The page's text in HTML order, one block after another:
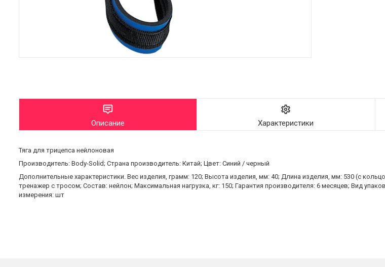
Описание Характеристики
Тяга для трицепса нейлоновая
Производитель: Body-Solid; Страна производитель: Китай; Цвет: Синий / черный
Дополнительные характеристики. Вес изделия, грамм: 120; Высота изделия, мм: 40; Длина изделия, мм: 530 (с
тренажер с тросом; Состав: нейлон; Максимальная нагрузка, кг: 150; Гарантия производителя: 6 месяцев; Вид
измерения: шт